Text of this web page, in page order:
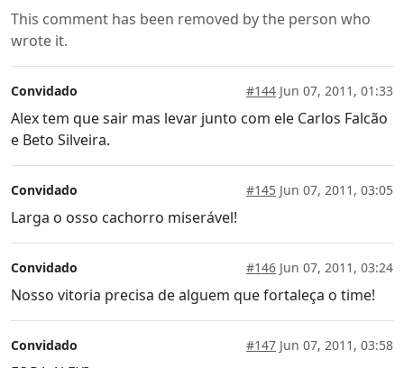
This comment has been removed by the person who
wrote it.
Convidado #144 Jun 07, 2011, 01:33
Alex tem que sair mas levar junto com ele Carlos Falcão
e Beto Silveira.
Convidado #145 Jun 07, 2011, 03:05
Larga o osso cachorro miserável!
Convidado #146 Jun 07, 2011, 03:24
Nosso vitoria precisa de alguem que fortaleça o time!
Convidado #147 Jun 07, 2011, 03:58